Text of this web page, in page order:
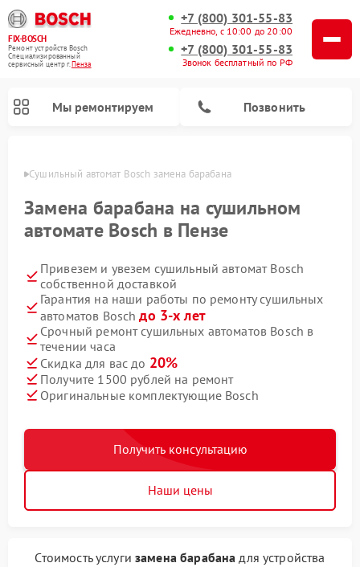
FIX-BOSCH
Ремонт устройств Bosch
Специализированный
cервисный центр г.Пенза
+7 (800) 301-55-83
Ежедневно, с 10:00 до 20:00
+7 (800) 301-55-83
Звонок бесплатный по РФ
Мы ремонтируем Позвонить
Сушильный автомат Bosch замена барабана
Замена барабана на сушильном
автомате Bosch в Пензе
Привезем и увезем сушильный автомат Bosch
собственной доставкой
Гарантия на наши работы по ремонту сушильных
автоматов Boschдо 3-х лет
Срочный ремонт сушильных автоматов Bosch в
течении часа
Скидка для вас до 20%
Получите 1500 рублей на ремонт
Оригинальные комплектующие Bosch
Получить консультацию
Наши цены
Стоимость услугизамена барабана для устройства